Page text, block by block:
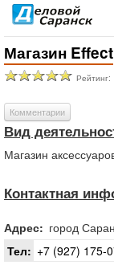
Магазин Effect
Рейтинг:
Комментарии
Вид
Магазин
Контактная
Адрес: город
Тел: +7 (927) 175-